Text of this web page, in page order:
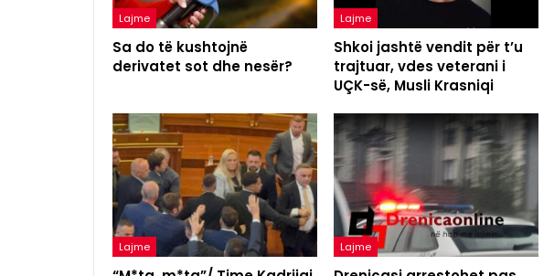
Lajme
Sa do të kushtojnë
derivatet sot dhe nesër?
Lajme
Shkoi jashtë vendit për t’u
trajtuar, vdes veterani i
UÇK-së, Musli Krasniqi
Lajme Lajme